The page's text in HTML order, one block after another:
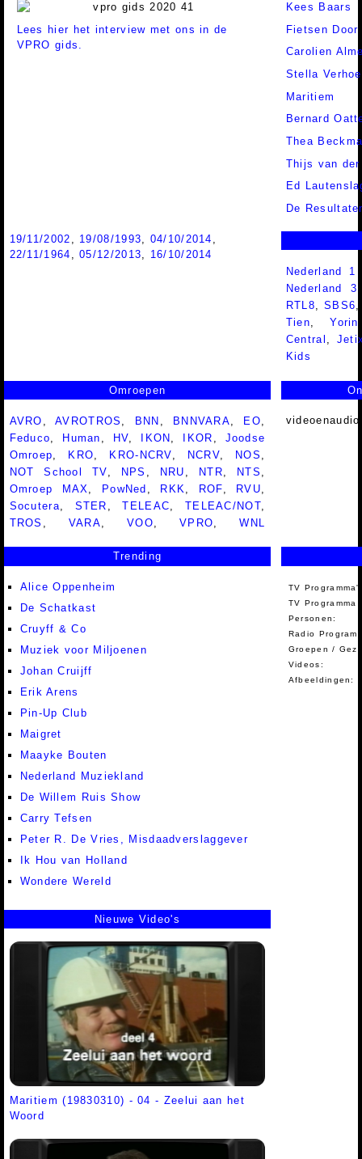
Lees hier het interview met ons in de
VPRO gids.
Kees Baars
Fietsen
Carolien
Stella
Maritiem
Bernard
Thea
Thijs van der
Ed
De
19/11/2002 19/08/1993 04/10/2014
22/11/1964 ,05/12/2013
16/10/2014
Nederland
Nederland
RTL8,SBS6
Tien,Yorin
Central ,
Kids
Omroepen
AVRO ,AVROTROS BNN BNNVARA EO
Feduco
Human HV IKON IKOR
Joodse
Omroep
KRO KRO-NCRV NCRV NOS
NOT School TV
NPS NRU NTR NTS
Omroep MAX
PowNed RKK ROF RVU
Socutera
STER ,TELEAC TELEAC/NOT
TROS
VARA ,VOO ,VPRO ,WNL
Trending
Alice Oppenheim
De Schatkast
Cruyff & Co
Muziek voor Miljoenen
Johan Cruijff
Erik Arens
Pin-Up Club
Maigret
Maayke Bouten
Nederland Muziekland
De Willem Ruis Show
Carry Tefsen
Peter R. De Vries, Misdaadverslaggever
Ik Hou van Holland
Wondere Wereld
TV
TV Programma
Personen:
Radio
Groepen /
Videos:
Afbeeldingen:
Nieuwe Video's
Maritiem (19830310) - 04 - Zeelui aan het
Woord